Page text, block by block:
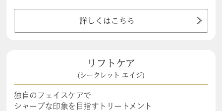
詳しくはこちら
リフトケア
(シークレット エイジ)
独自のフェイスケアで
シャープな印象を目指すトリートメント